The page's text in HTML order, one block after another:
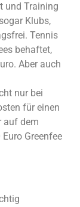
und Training
Klubs,
Tennis
behaftet,
Aber auch
nur bei
für einen
auf dem
Greenfee